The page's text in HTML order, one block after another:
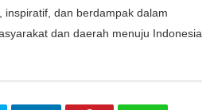
inspiratif, dan berdampak dalam
dan daerah menuju Indonesia